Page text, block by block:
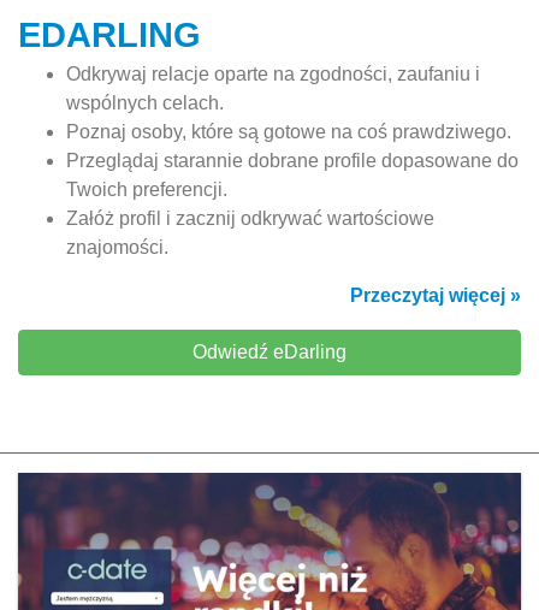
EDARLING
Odkrywaj relacje oparte na zgodności, zaufaniu i
wspólnych celach.
Poznaj osoby, które są gotowe na coś prawdziwego.
Przeglądaj starannie dobrane profile dopasowane do
Twoich preferencji.
Załóż profil i zacznij odkrywać wartościowe
znajomości.
Przeczytaj więcej »
Odwiedź eDarling